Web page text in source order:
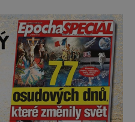
syrový horský
atmosféru
se střídá hustý les